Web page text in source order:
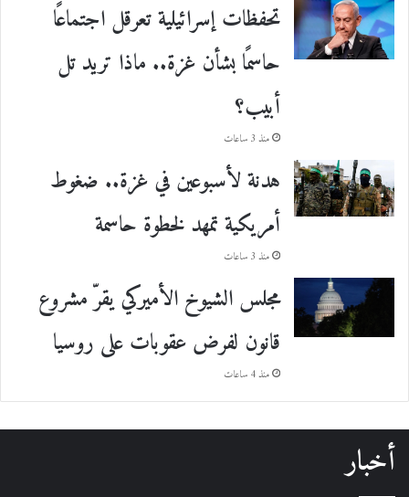
تحفظات إسرائيلية تعرقل اجتماعًا
حاسمًا بشأن غزة.. ماذا تريد تل
أبيب؟
منذ 3 ساعات
هدنة لأسبوعين في غزة.. ضغوط
أمريكية تمهد لخطوة حاسمة
منذ 3 ساعات
مجلس الشيوخ الأميركي يقرّ مشروع
قانون لفرض عقوبات على روسيا
منذ 4 ساعات
أخبار